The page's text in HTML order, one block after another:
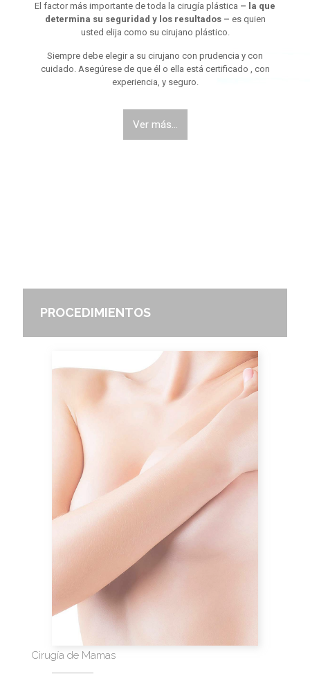
El factor más importante de toda la cirugía plástica – la que
determina su seguridad y los resultados – es quien
usted elija como su cirujano plástico.
Siempre debe elegir a su cirujano con prudencia y con
cuidado. Asegúrese de que él o ella está certificado , con
experiencia, y seguro.
Ver más...
PROCEDIMIENTOS
Cirugía de Mamas